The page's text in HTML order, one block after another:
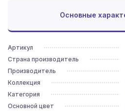
Основные
Артикул
Страна производитель
Производитель
Коллекция
Категория
Основной цвет